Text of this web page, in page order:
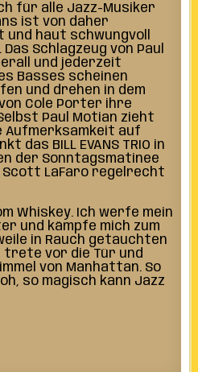
für alle Jazz-Musiker
ist von daher
haut schwungvoll
Schlagzeug von Paul
und jederzeit
Basses scheinen
und drehen in dem
von Cole Porter ihre
Paul Motian zieht
Aufmerksamkeit auf
das BILL EVANS TRIO in
der Sonntagsmatinee
Scott LaFaro regelrecht
Whiskey. Ich werfe mein
und kämpfe mich zum
in Rauch getauchten
trete vor die Tür und
von Manhattan. So
so magisch kann Jazz